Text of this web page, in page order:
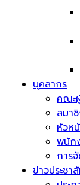
บุคลากร
คณะ
สมา
หัวห
พนัก
การ
ข่าวประชา